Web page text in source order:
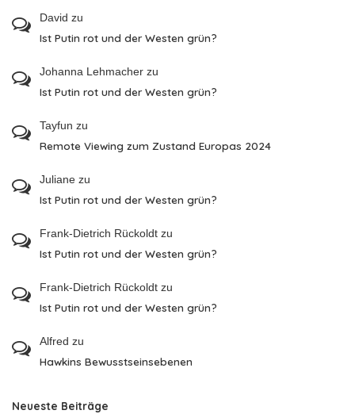
David zu
Ist Putin rot und der Westen grün?
Johanna Lehmacher zu
Ist Putin rot und der Westen grün?
Tayfun zu
Remote Viewing zum Zustand Europas 2024
Juliane zu
Ist Putin rot und der Westen grün?
Frank-Dietrich Rückoldt zu
Ist Putin rot und der Westen grün?
Frank-Dietrich Rückoldt zu
Ist Putin rot und der Westen grün?
Alfred zu
Hawkins Bewusstseinsebenen
Neueste Beiträge